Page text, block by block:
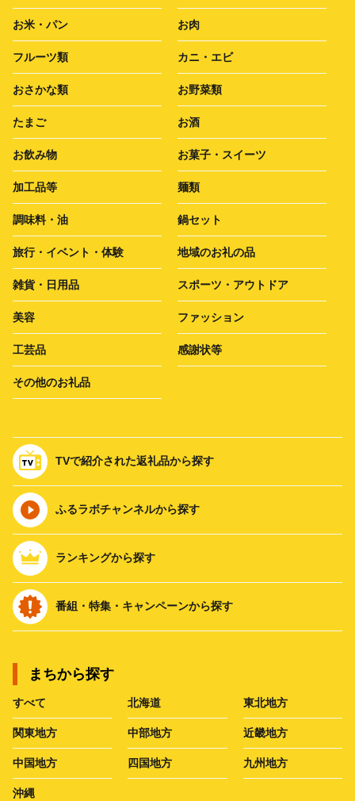
お米・パン お肉
フルーツ類 カニ・エビ
おさかな類 お野菜類
たまご お酒
お飲み物 お菓子・スイーツ
加工品等 麺類
調味料・油 鍋セット
旅行・イベント・体験 地域のお礼の品
雑貨・日用品 スポーツ・アウトドア
美容 ファッション
工芸品 感謝状等
その他のお礼品
TVで紹介された返礼品から探す
ふるラボチャンネルから探す
ランキングから探す
番組・特集・キャンペーンから探す
まちから探す
すべて 北海道 東北地方
関東地方 中部地方 近畿地方
中国地方 四国地方 九州地方
沖縄